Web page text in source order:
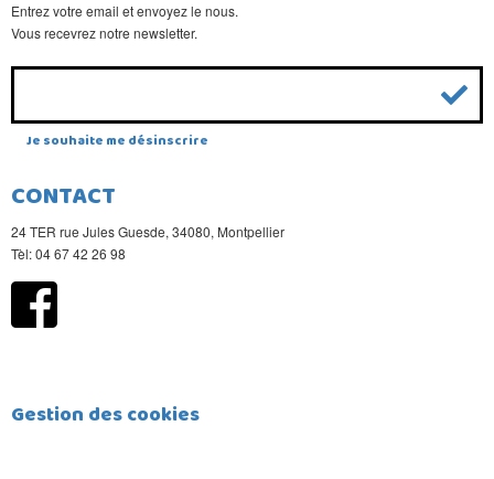
Entrez votre email et envoyez le nous.
Vous recevrez notre newsletter.
Je souhaite me désinscrire
CONTACT
24 TER rue Jules Guesde, 34080, Montpellier
Tèl: 04 67 42 26 98
Gestion des cookies